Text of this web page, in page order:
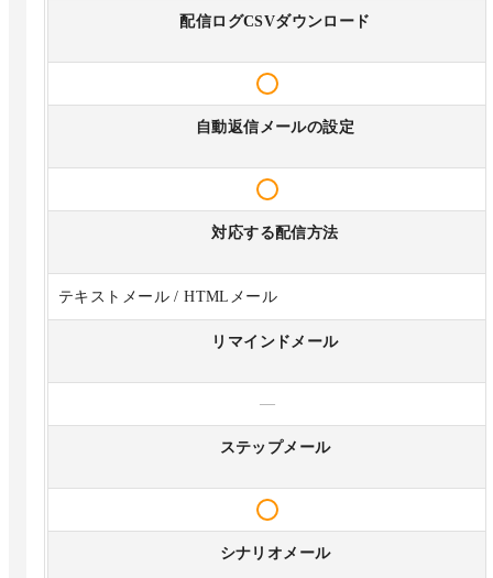
配信ログCSVダウンロード
自動返信メールの設定
対応する配信方法
テキストメール / HTMLメール
リマインドメール
—
ステップメール
シナリオメール